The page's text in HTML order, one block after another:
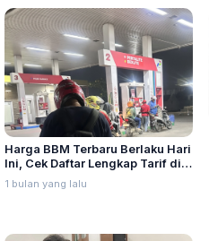
Harga BBM Terbaru Berlaku Hari
Ini, Cek Daftar Lengkap Tarif di
Seluruh Indonesia
1 bulan yang lalu